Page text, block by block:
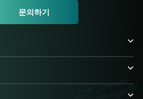
문의하기